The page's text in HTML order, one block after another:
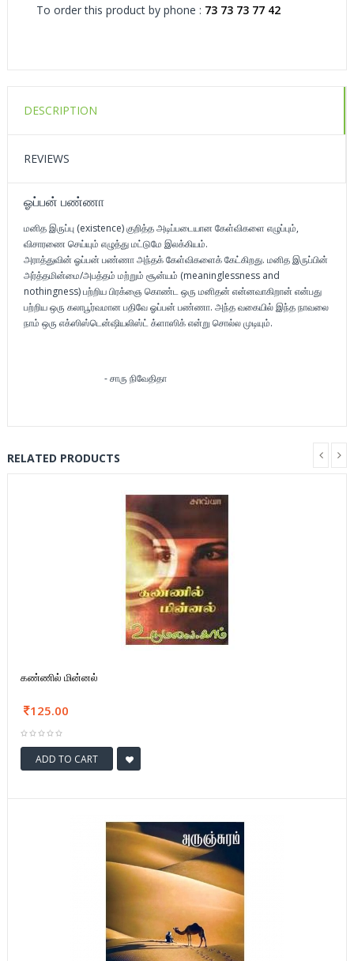
To order this product by phone : 73 73 73 77 42
DESCRIPTION
REVIEWS
ஓப்பன் பண்ணா
மனித இருப்பு (existence) குறித்த அடிப்படையான கேள்விகளை எழுப்பும்,
விசாரணை செய்யும் எழுத்து மட்டுமே இலக்கியம்.
அராத்துவின் ஓப்பன் பண்ணா அந்தக் கேள்விகளைக் கேட்கிறது. மனித இருப்பின்
அர்த்தமின்மை/அபத்தம் மற்றும் சூன்யம் (meaninglessness and
nothingness) பற்றிய பிரக்ஞை கொண்ட ஒரு மனிதன் என்னவாகிறான் என்பது
பற்றிய ஒரு கலாபூர்வமான பதிவே ஓப்பன் பண்ணா. அந்த வகையில் இந்த நாவலை
நாம் ஒரு எக்ஸிஸ்டென்ஷியலிஸ்ட் க்ளாஸிக் என்று சொல்ல முடியும்.
- சாரு நிவேதிதா
RELATED PRODUCTS
கண்ணில் மின்னல்
125.00
ADD TO CART